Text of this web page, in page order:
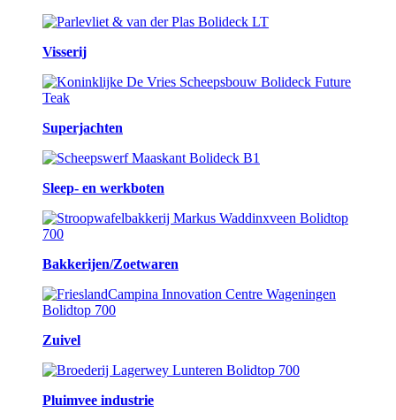
Visserij
Superjachten
Sleep- en werkboten
Bakkerijen/Zoetwaren
Zuivel
Pluimvee industrie